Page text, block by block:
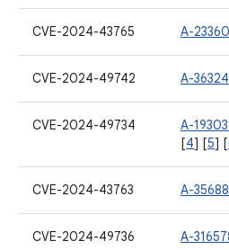
CVE-2024-43765 A-
CVE-2024-49742 A-
CVE-2024-49734 A-
[4] [5] [
CVE-2024-43763 A-
CVE-2024-49736 A-